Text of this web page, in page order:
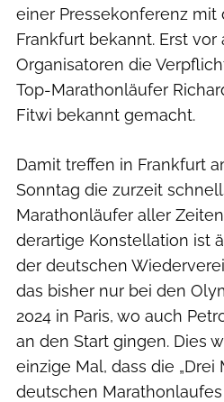
einer Pressekonferenz mit
Frankfurt bekannt. Erst
Organisatoren die
Top-Marathonläufer
Fitwi bekannt gemacht.
Damit treffen in Frankfurt
Sonntag die zurzeit
Marathonläufer aller
derartige Konstellation ist
der deutschen
das bisher nur bei den
2024 in Paris, wo auch
an den Start gingen. Dies
einzige Mal, dass die „Drei
deutschen